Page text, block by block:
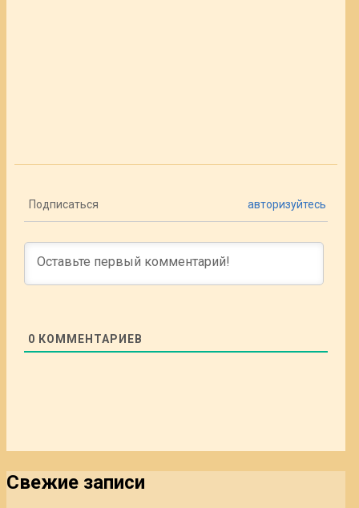
Подписаться авторизуйтесь
0 КОММЕНТАРИЕВ
Свежие записи